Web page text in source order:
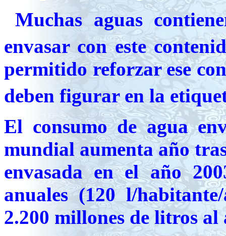
Muchas aguas
envasar con este
permitido reforzar ese
deben figurar en la
El consumo de agua
mundial aumenta año
envasada en el año
anuales (120 l/
2.200 millones de litros al